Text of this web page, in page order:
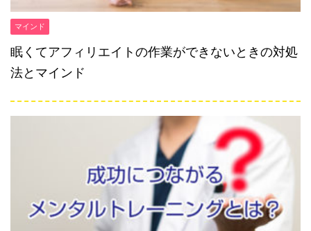
マインド
眠くてアフィリエイトの作業ができないときの対処
法とマインド